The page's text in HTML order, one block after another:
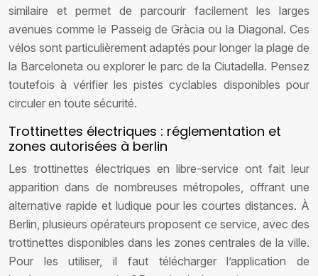
similaire et permet de parcourir facilement les larges
avenues comme le Passeig de Gràcia ou la Diagonal. Ces
vélos sont particulièrement adaptés pour longer la plage de
la Barceloneta ou explorer le parc de la Ciutadella. Pensez
toutefois à vérifier les pistes cyclables disponibles pour
circuler en toute sécurité.
Trottinettes électriques : réglementation et
zones autorisées à berlin
Les trottinettes électriques en libre-service ont fait leur
apparition dans de nombreuses métropoles, offrant une
alternative rapide et ludique pour les courtes distances. À
Berlin, plusieurs opérateurs proposent ce service, avec des
trottinettes disponibles dans les zones centrales de la ville.
Pour les utiliser, il faut télécharger l’application de